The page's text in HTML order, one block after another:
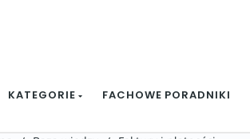
KATEGORIE FACHOWE PORADNIKI